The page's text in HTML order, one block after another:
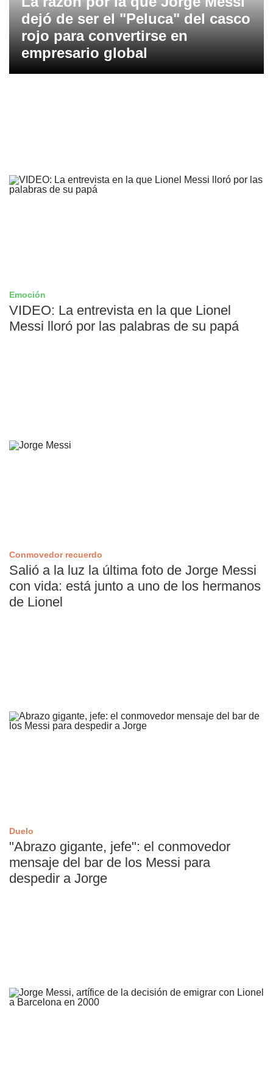
dejó de ser el "Peluca" del casco
rojo para convertirse en
empresario global
Emoción
VIDEO: La entrevista en la que Lionel
Messi lloró por las palabras de su papá
Conmovedor recuerdo
Salió a la luz la última foto de Jorge Messi
con vida: está junto a uno de los hermanos
de Lionel
Duelo
"Abrazo gigante, jefe": el conmovedor
mensaje del bar de los Messi para
despedir a Jorge